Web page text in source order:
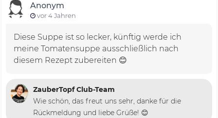
Anonym
vor 4 Jahren
Diese Suppe ist so lecker, künftig werde ich
meine Tomatensuppe ausschließlich nach
diesem Rezept zubereiten 😊
ZauberTopf Club-Team
Wie schön, das freut uns sehr, danke für die
Rückmeldung und liebe Grüße! 😊